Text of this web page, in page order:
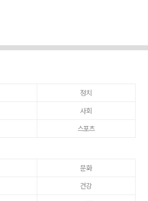
정치
사회
스포츠
문화
건강